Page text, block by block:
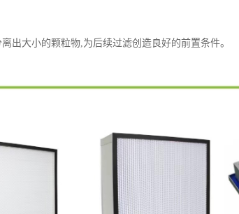
出大小的颗粒物,为后续过滤创造良好的前置条件。